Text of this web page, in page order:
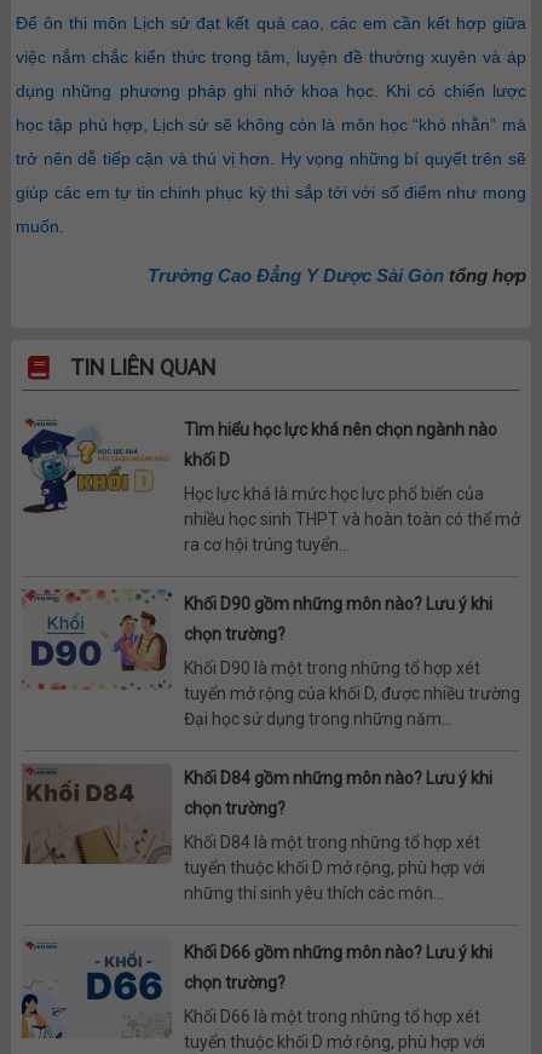
Để ôn thi môn Lịch sử đạt kết quả cao, các em cần kết hợp giữa
việc nắm chắc kiến thức trọng tâm, luyện đề thường xuyên và áp
dụng những phương pháp ghi nhớ khoa học. Khi có chiến lược
học tập phù hợp, Lịch sử sẽ không còn là môn học “khó nhằn” mà
trở nên dễ tiếp cận và thú vị hơn. Hy vọng những bí quyết trên sẽ
giúp các em tự tin chinh phục kỳ thi sắp tới với số điểm như mong
muốn.
Trường Cao Đẳng Y Dược Sài Gòntổng hợp
TIN LIÊN QUAN
Tìm hiểu học lực khá nên chọn ngành nào
khối D
Học lực khá là mức học lực phổ biến của
nhiều học sinh THPT và hoàn toàn có thể mở
ra cơ hội trúng tuyển...
Khối D90 gồm những môn nào? Lưu ý khi
chọn trường?
Khối D90 là một trong những tổ hợp xét
tuyển mở rộng của khối D, được nhiều trường
Đại học sử dụng trong những năm...
Khối D84 gồm những môn nào? Lưu ý khi
chọn trường?
Khối D84 là một trong những tổ hợp xét
tuyển thuộc khối D mở rộng, phù hợp với
những thí sinh yêu thích các môn...
Khối D66 gồm những môn nào? Lưu ý khi
chọn trường?
Khối D66 là một trong những tổ hợp xét
tuyển thuộc khối D mở rộng, phù hợp với